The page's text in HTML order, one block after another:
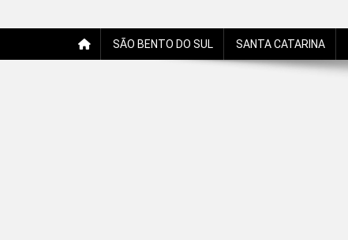
SÃO BENTO DO SUL SANTA CATARINA